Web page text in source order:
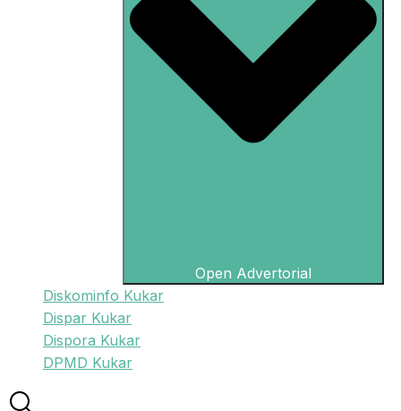
Open Advertorial
Diskominfo Kukar
Dispar Kukar
Dispora Kukar
DPMD Kukar